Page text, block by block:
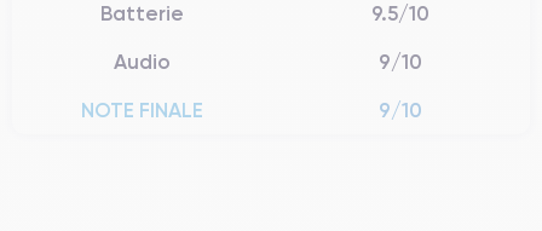
Batterie
9.5/10
Audio
9/10
NOTE FINALE
9/10